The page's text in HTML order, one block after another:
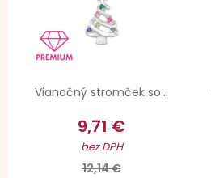
Vianočný stromček so...
9,71 €
bez DPH
12,14 €